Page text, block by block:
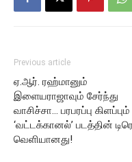
Previous article
ஏ.ஆர். ரஹ்மானும்
இளையராஜாவும் சேர்ந்து
வாசிச்சா… பரபரப்பு கிளப்பும்
‘வட்டக்கானல்’ படத்தின்
வெளியானது!